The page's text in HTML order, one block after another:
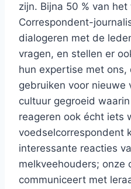
zijn. Bijna 50 % van het
Correspondent-
dialogeren met de
vragen, en stellen er
hun expertise met ons,
gebruiken voor nieuwe
cultuur gegroeid
reageren ook écht iets
voedselcorrespondent
interessante reacties
melkveehouders; onze
communiceert met